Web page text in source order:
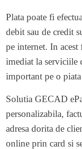
Plata poate fi
debit sau de credit
pe internet. In acest
imediat la serviciile
important pe o
Solutia GECAD
personalizabila,
adresa dorita de
online prin card si